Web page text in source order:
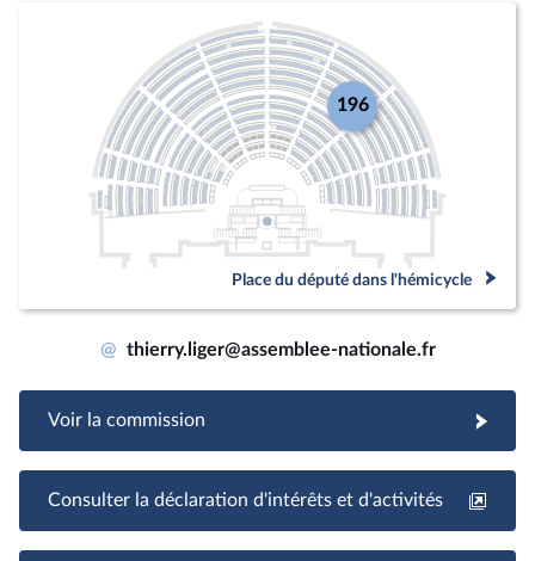
196
Place du député dans l'hémicycle
@ thierry.liger@assemblee-nationale.fr
Voir la commission
Consulter la déclaration d'intérêts et d'activités